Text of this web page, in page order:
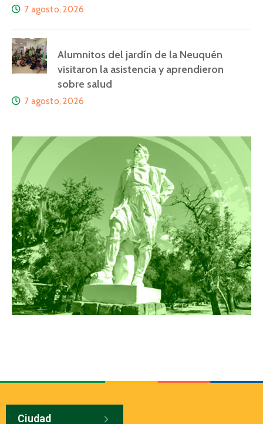
7 agosto, 2026
Alumnitos del jardín de la Neuquén
visitaron la asistencia y aprendieron
sobre salud
7 agosto, 2026
Ciudad